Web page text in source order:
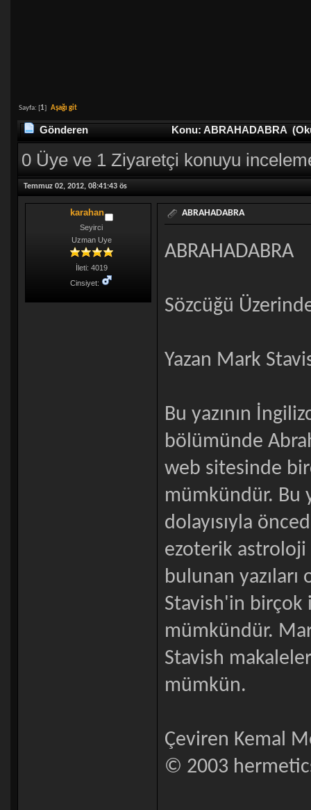
Sayfa: [1] Aşağı git
Gönderen Konu: ABRAHADABRA
0 Üye ve 1 Ziyaretçi konuyu
Temmuz 02, 2012, 08:41:43 ös
karahan
Seyirci
Uzman Uye
İleti: 4019
Cinsiyet:
ABRAHADABRA
ABRAHADABRA
Sözcüğü
Yazan Mark
Bu yazının
bölümünde
web sitesinde
mümkündür. Bu
dolayısıyla
ezoterik
bulunan yazıları
Stavish'in birçok
mümkündür.
Stavish
mümkün.
Çeviren Kemal
© 2003